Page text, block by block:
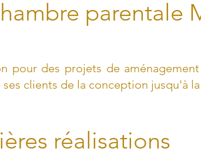
parentale
pour des projets de
clients de la conception jusqu'à
réalisations